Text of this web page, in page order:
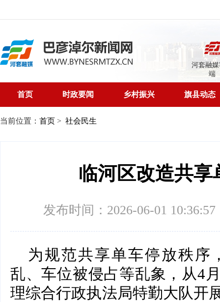
河套融
端
首页 时政要闻 乡村振兴 旗县动态
当前位置： 首页 > 社会民生
临河区改造共享
发布时间：2026-06-01 10:36:57
为规范共享单车停放秩序
乱、车位被侵占等乱象，从4
理综合行政执法局特勤大队开